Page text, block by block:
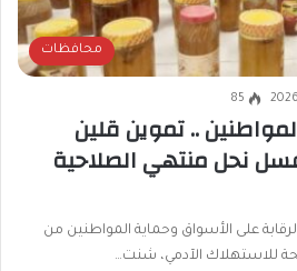
محافظات
85
.. تموين قلين
عسل نحل منتهي الصلاحية
على الأسواق وحماية المواطنين من
للاستهلاك الآدمي، شنت…